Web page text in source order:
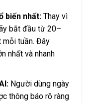
biến nhất:Thay vì
bắt đầu từ 20–
mỗi tuần. Đây
nhất và nhanh
Người dùng ngày
thông báo rõ ràng